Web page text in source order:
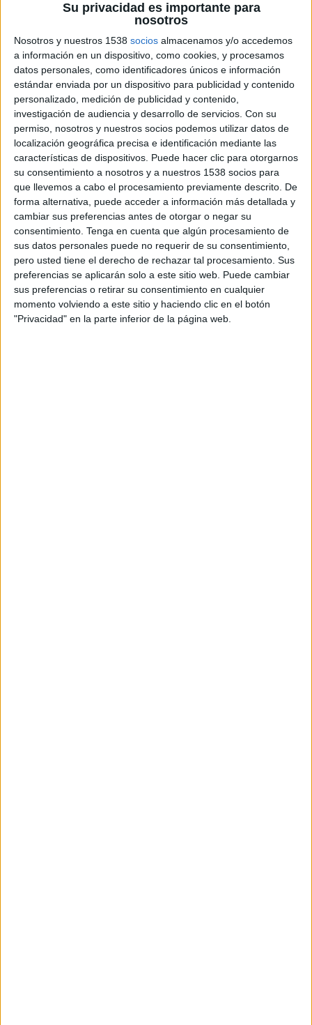
Su privacidad es importante para
nosotros
Nosotros y nuestros 1538 socios almacenamos y/o accedemos
a información en un dispositivo, como cookies, y procesamos
datos personales, como identificadores únicos e información
estándar enviada por un dispositivo para publicidad y contenido
personalizado, medición de publicidad y contenido,
investigación de audiencia y desarrollo de servicios. Con su
permiso, nosotros y nuestros socios podemos utilizar datos de
localización geográfica precisa e identificación mediante las
características de dispositivos. Puede hacer clic para otorgarnos
su consentimiento a nosotros y a nuestros 1538 socios para
que llevemos a cabo el procesamiento previamente descrito. De
forma alternativa, puede acceder a información más detallada y
cambiar sus preferencias antes de otorgar o negar su
consentimiento. Tenga en cuenta que algún procesamiento de
sus datos personales puede no requerir de su consentimiento,
pero usted tiene el derecho de rechazar tal procesamiento. Sus
preferencias se aplicarán solo a este sitio web. Puede cambiar
sus preferencias o retirar su consentimiento en cualquier
momento volviendo a este sitio y haciendo clic en el botón
"Privacidad" en la parte inferior de la página web.
IMPRIMIR
TWEET
SHARE
SHARE